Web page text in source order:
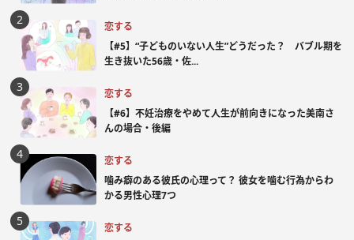
恋する
【#5】“子どものいない人生”どうだった？ バブル期を
生き抜いた56歳・佐...
恋する
【#6】不妊治療をやめて人生が前向きになった美南さ
んの場合・後編
恋する
噛み癖のある彼氏の心理って？ 彼女を噛む行為からわ
かる男性心理7つ
恋する